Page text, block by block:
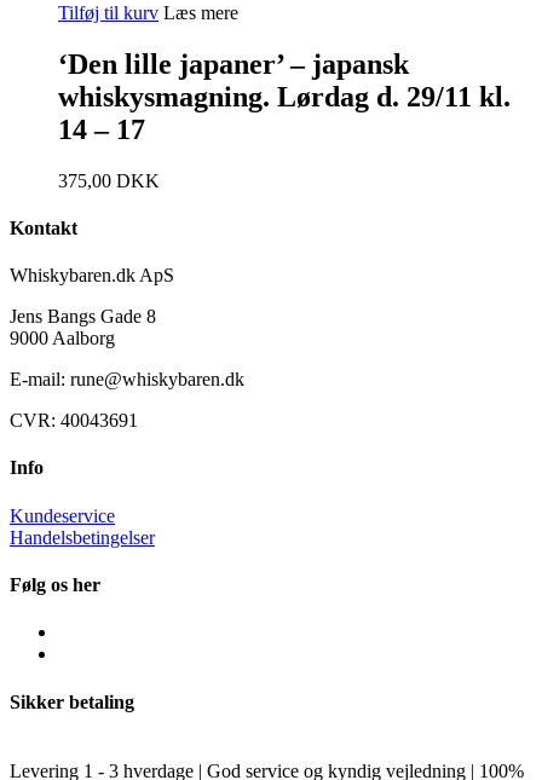
Tilføj til kurv Læs mere
‘Den lille japaner’ – japansk
whiskysmagning. Lørdag d. 29/11 kl.
14 – 17
375,00 DKK
Kontakt
Whiskybaren.dk ApS
Jens Bangs Gade 8
9000 Aalborg
E-mail: rune@whiskybaren.dk
CVR: 40043691
Info
Kundeservice
Handelsbetingelser
Følg os her
Sikker betaling
Levering 1 - 3 hverdage | God service og kyndig vejledning | 100%